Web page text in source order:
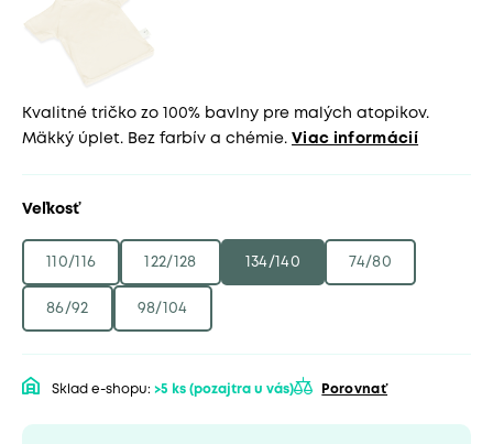
Kvalitné tričko zo 100% bavlny pre malých atopikov.
Mäkký úplet. Bez farbív a chémie. Viac informácií
Veľkosť
110/116 122/128 134/140 74/80
86/92 98/104
Sklad e-shopu: >5 ks (pozajtra u vás) Porovnať